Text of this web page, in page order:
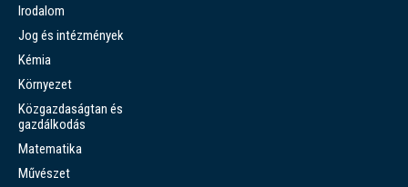
Irodalom
Jog és intézmények
Kémia
Környezet
Közgazdaságtan és
gazdálkodás
Matematika
Művészet